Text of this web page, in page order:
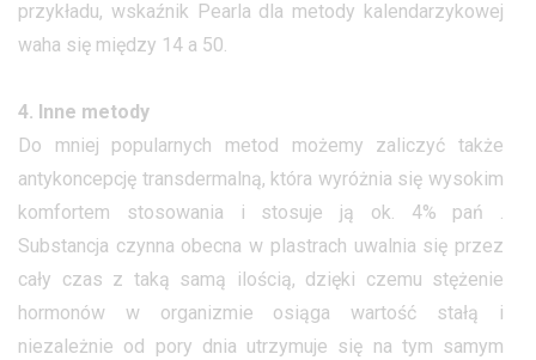
przykładu, wskaźnik Pearla dla metody kalendarzykowej
waha się między 14 a 50.
4. Inne metody
Do mniej popularnych metod możemy zaliczyć także
antykoncepcję transdermalną, która wyróżnia się wysokim
komfortem stosowania i stosuje ją ok. 4% pań .
Substancja czynna obecna w plastrach uwalnia się przez
cały czas z taką samą ilością, dzięki czemu stężenie
hormonów w organizmie osiąga wartość stałą i
niezależnie od pory dnia utrzymuje się na tym samym